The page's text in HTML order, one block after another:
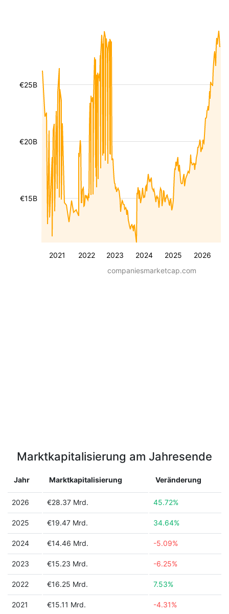
2021 2022 2023 2024 2025 2026
€15B
€20B
€25B
companiesmarketcap.com
Marktkapitalisierung am Jahresende
Jahr Marktkapitalisierung Veränderung
2026 €28.37 Mrd. 45.72%
2025 €19.47 Mrd. 34.64%
2024 €14.46 Mrd. -5.09%
2023 €15.23 Mrd. -6.25%
2022 €16.25 Mrd. 7.53%
2021 €15.11 Mrd. -4.31%